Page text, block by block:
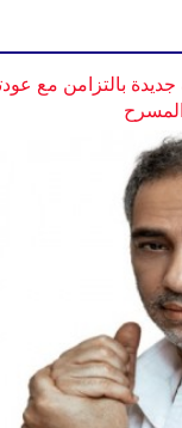
بالتزامن مع
المسرح